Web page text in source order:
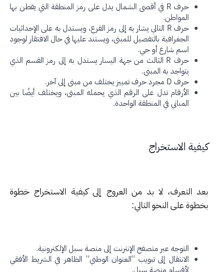
حرف R في أقصى الشمال يدل على رمز المنطقة التي يقطن بها
المواطن.
حرف R التالي يشار به إلى رمز الفرع، ويستدل به على الإحداثيات
الجغرافية بالتفصيل للمبنى، ويستند عليها في حال الافتقار لوجود
اسم شارع أو حي.
حرف R الثالث من جهة اليسار يستدل به إلى رمز القسم الذي
يتواجد به المبنى.
حرف D مجرد حرف تمييز يختلف من مبنى إلى آخر.
الأرقام تدل على الرقم الذي يحمله المبنى، ويختلف أيضًا بين
المباني في المنطقة الواحدة.
الاستخراج
التعرف، لا بد من العروج إلى كيفية الاستخراج خطوة
على النحو التالي:
التوجه عبر متصفح الإنترنت إلى منصة سبل الإلكترونية.
الانتقال إلى تبويب “العنوان الوطني” الظاهر في الشريط الأفقي